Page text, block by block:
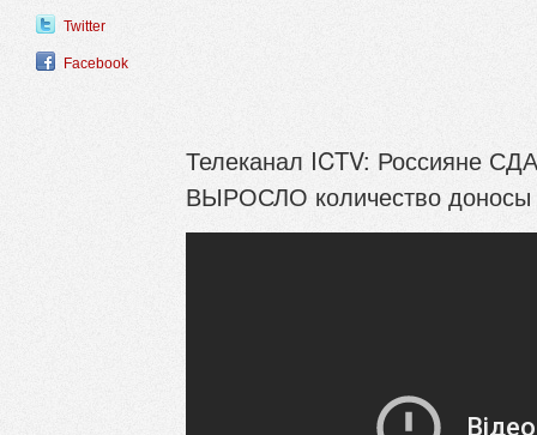
Twitter
Facebook
Телеканал ICTV: Россияне
ВЫРОСЛО количество